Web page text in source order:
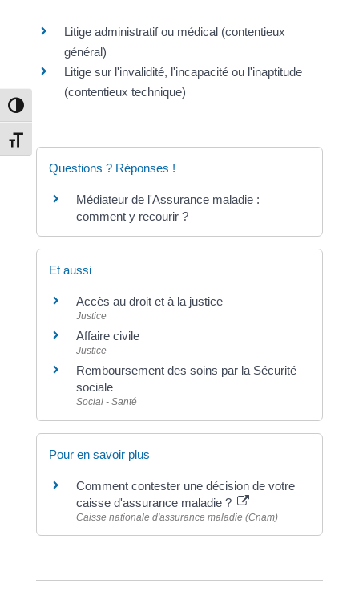
Passer en contraste élevé
Changer la taille de la police
Litige administratif ou médical (contentieux
général)
Litige sur l'invalidité, l'incapacité ou l'inaptitude
(contentieux technique)
Questions ? Réponses !
Médiateur de l'Assurance maladie :
comment y recourir ?
Et aussi
Accès au droit et à la justice
Justice
Affaire civile
Justice
Remboursement des soins par la Sécurité
sociale
Social - Santé
Pour en savoir plus
Comment contester une décision de votre
caisse d'assurance maladie ?
Caisse nationale d'assurance maladie (Cnam)